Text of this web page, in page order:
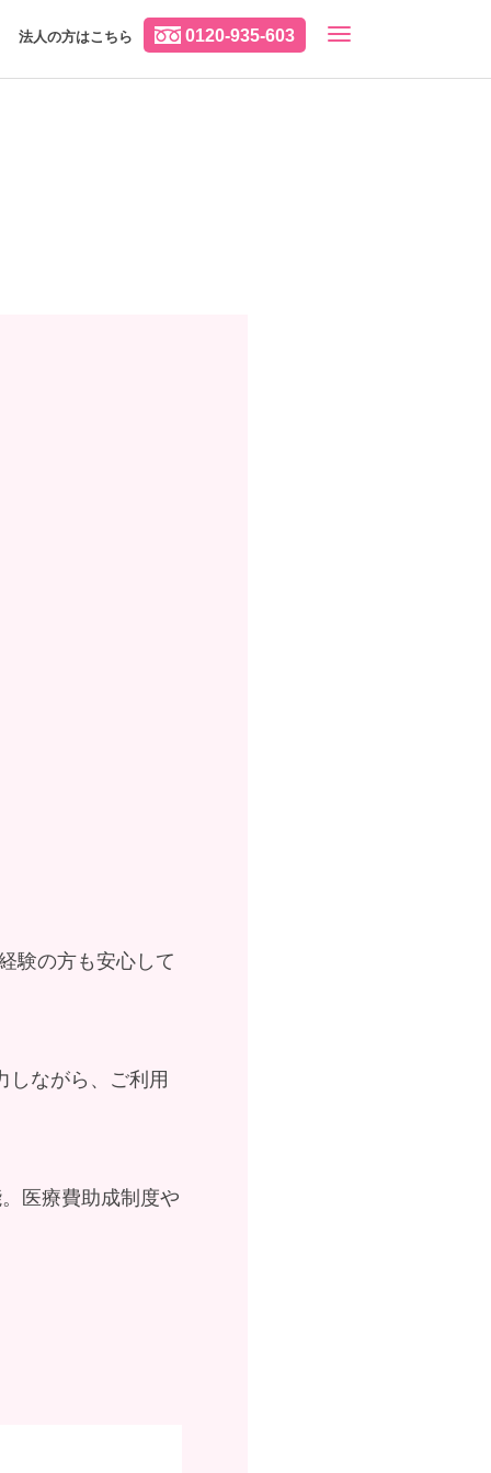
0120-935-603
法人の方はこちら
験の方も安心して
しながら、ご利用
医療費助成制度や